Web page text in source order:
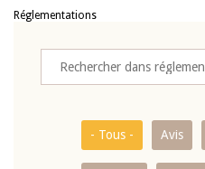
Réglementations
- Tous - Avis